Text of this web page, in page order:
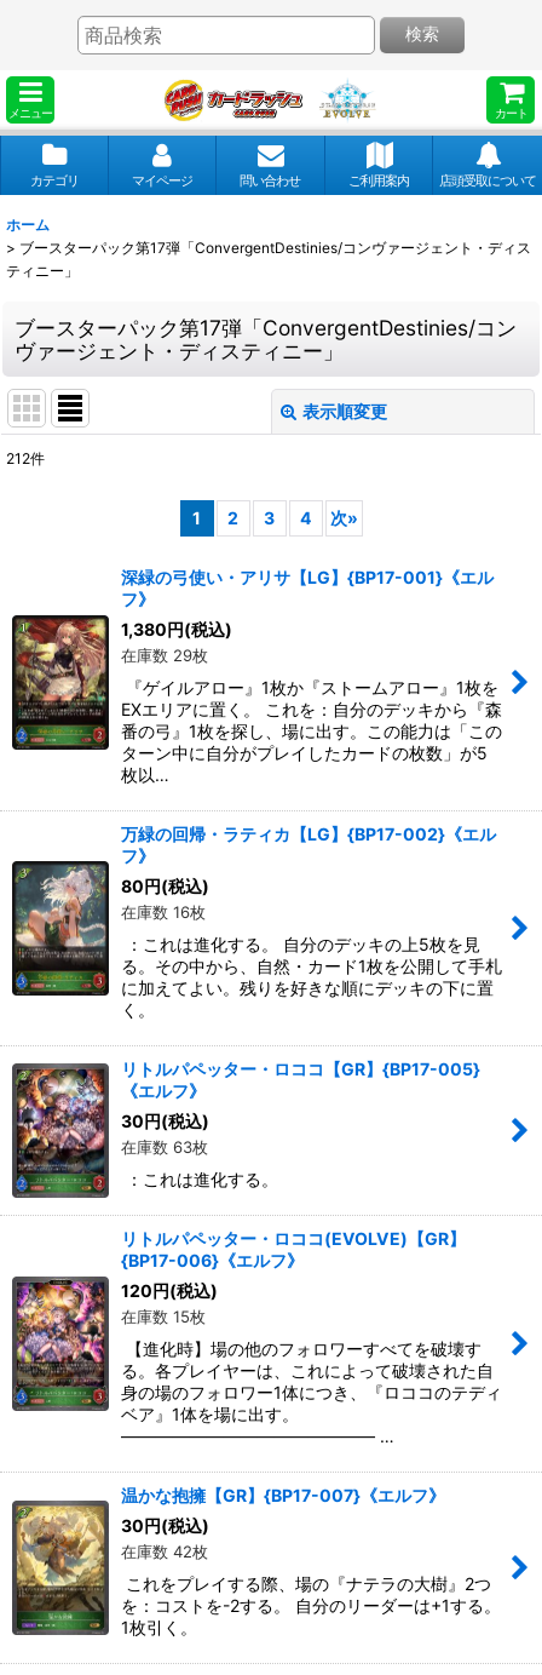
メニュー カート
検索
カテゴリ マイページ 問い合わせ ご利用案内 店頭受取について
ホーム
> ブースターパック第17弾「ConvergentDestinies/コンヴァージェント・ディス
ティニー」
ブースターパック第17弾「ConvergentDestinies/コン
ヴァージェント・ディスティニー」
表示順変更
212件
1 2 3 4 次»
深緑の弓使い・アリサ【LG】{BP17-001}《エル
フ》
1,380円(税込)
在庫数 29枚
『ゲイルアロー』1枚か『ストームアロー』1枚を
EXエリアに置く。 これを：自分のデッキから『森
番の弓』1枚を探し、場に出す。この能力は「この
ターン中に自分がプレイしたカードの枚数」が5
枚以…
万緑の回帰・ラティカ【LG】{BP17-002}《エル
フ》
80円(税込)
在庫数 16枚
：これは進化する。 自分のデッキの上5枚を見
る。その中から、自然・カード1枚を公開して手札
に加えてよい。残りを好きな順にデッキの下に置
く。
リトルパペッター・ロココ【GR】{BP17-005}
《エルフ》
30円(税込)
在庫数 63枚
：これは進化する。
リトルパペッター・ロココ(EVOLVE)【GR】
{BP17-006}《エルフ》
120円(税込)
在庫数 15枚
【進化時】場の他のフォロワーすべてを破壊す
る。各プレイヤーは、これによって破壊された自
身の場のフォロワー1体につき、『ロココのテディ
ベア』1体を場に出す。
――――――――――――――― …
温かな抱擁【GR】{BP17-007}《エルフ》
30円(税込)
在庫数 42枚
これをプレイする際、場の『ナテラの大樹』2つ
を：コストを-2する。 自分のリーダーは+1する。
1枚引く。